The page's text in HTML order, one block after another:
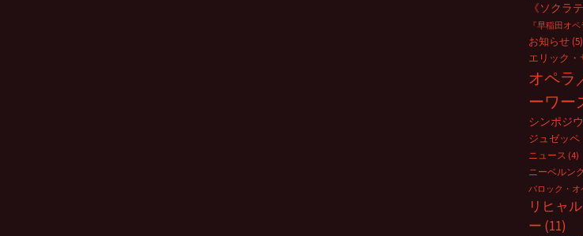
《ソクラ
『早稲田オ
お知らせ (5)
エリック・
オペラ
ーワー
シンポジ
ジュゼッペ
ニュース (4)
ニーベルン
バロック・オ
リヒャ
ー (11)